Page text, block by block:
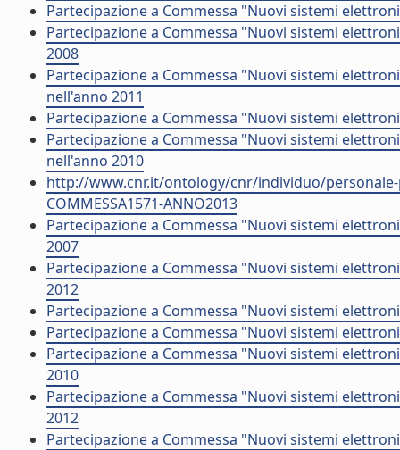
Partecipazione a Commessa "Nuovi sistemi
Partecipazione a Commessa "Nuovi sistemi
2008
Partecipazione a Commessa "Nuovi sistemi
nell'anno 2011
Partecipazione a Commessa "Nuovi sistemi
Partecipazione a Commessa "Nuovi sistemi
nell'anno 2010
http://www.cnr.it/ontology/cnr/individuo/
COMMESSA1571-ANNO2013
Partecipazione a Commessa "Nuovi sistemi
2007
Partecipazione a Commessa "Nuovi sistemi
2012
Partecipazione a Commessa "Nuovi sistemi
Partecipazione a Commessa "Nuovi sistemi
Partecipazione a Commessa "Nuovi sistemi
2010
Partecipazione a Commessa "Nuovi sistemi
2012
Partecipazione a Commessa "Nuovi sistemi